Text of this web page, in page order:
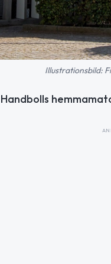
Illustrationsbild: